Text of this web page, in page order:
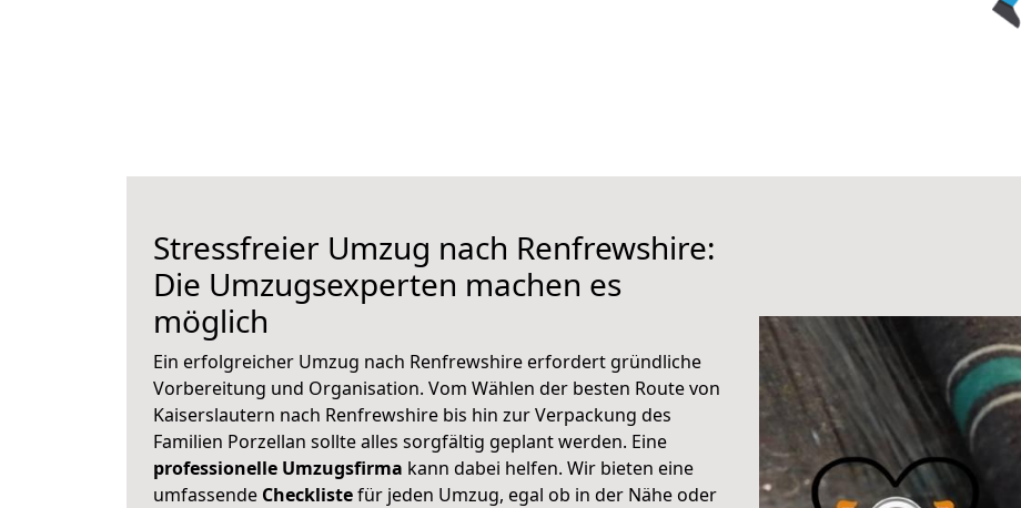
Stressfreier Umzug nach Renfrewshire:
Die Umzugsexperten machen es
möglich
Ein erfolgreicher Umzug nach Renfrewshire erfordert gründliche
Vorbereitung und Organisation. Vom Wählen der besten Route von
Kaiserslautern nach Renfrewshire bis hin zur Verpackung des
Familien Porzellan sollte alles sorgfältig geplant werden. Eine
professionelle Umzugsfirma kann dabei helfen. Wir bieten eine
umfassende Checklistefür jeden Umzug, egal ob in der Nähe oder